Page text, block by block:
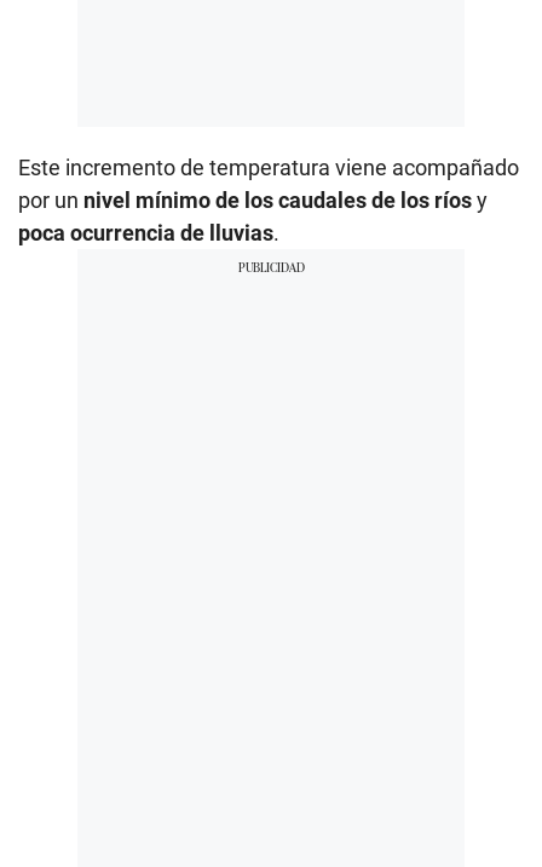
Este incremento de temperatura viene acompañado
por un nivel mínimo de los caudales de los ríosy
poca ocurrencia de lluvias.